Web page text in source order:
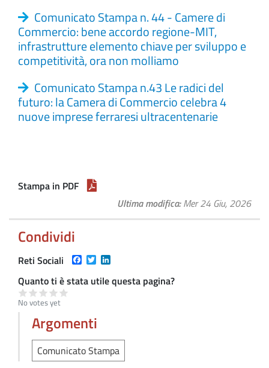
Comunicato Stampa n. 44 - Camere di
Commercio: bene accordo regione-MIT,
infrastrutture elemento chiave per sviluppo e
competitività, ora non molliamo
Comunicato Stampa n.43 Le radici del
futuro: la Camera di Commercio celebra 4
nuove imprese ferraresi ultracentenarie
Stampa in PDF
Ultima modifica Mer 24 Giu, 2026
Condividi
Reti Sociali Facebook
Twitter
Quanto ti è stata utile questa pagina?
No votes yet
Argomenti
Comunicato Stampa